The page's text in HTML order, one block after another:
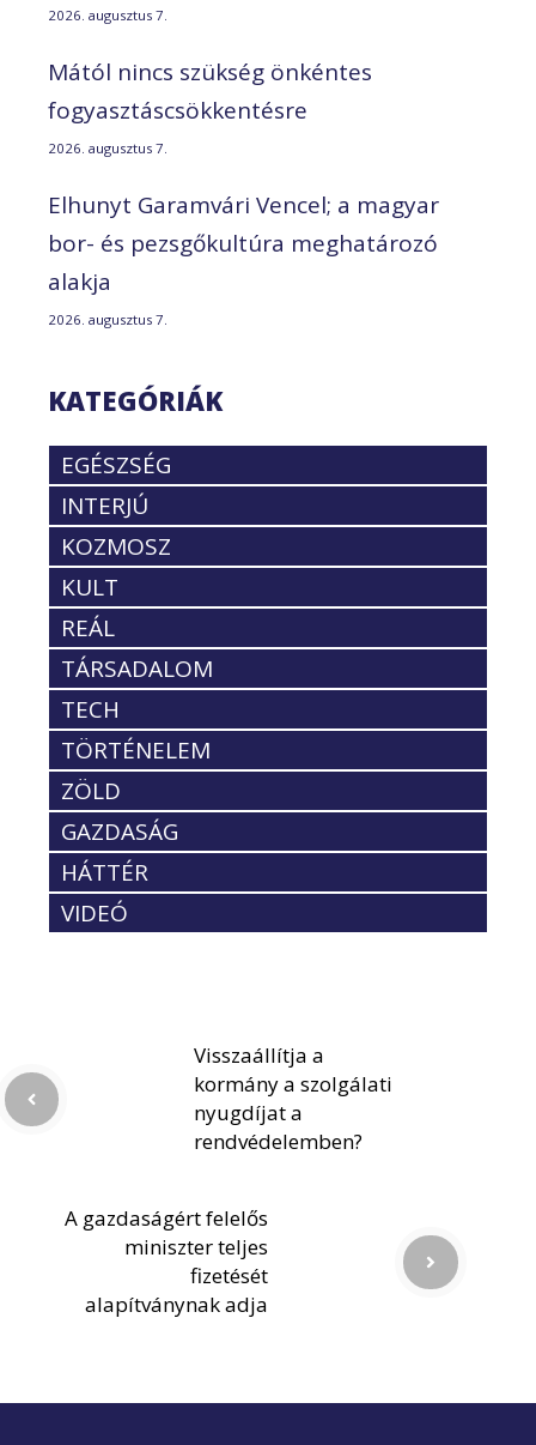
2026. augusztus 7.
Mától nincs szükség önkéntes
fogyasztáscsökkentésre
2026. augusztus 7.
Elhunyt Garamvári Vencel; a magyar
bor- és pezsgőkultúra meghatározó
alakja
2026. augusztus 7.
KATEGÓRIÁK
EGÉSZSÉG
INTERJÚ
KOZMOSZ
KULT
REÁL
TÁRSADALOM
TECH
TÖRTÉNELEM
ZÖLD
GAZDASÁG
HÁTTÉR
VIDEÓ
Visszaállítja a
kormány a szolgálati
nyugdíjat a
rendvédelemben?
A gazdaságért felelős
miniszter teljes
fizetését
alapítványnak adja